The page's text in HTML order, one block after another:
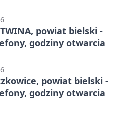
powiat bielski -
godziny otwarcia
powiat bielski -
godziny otwarcia